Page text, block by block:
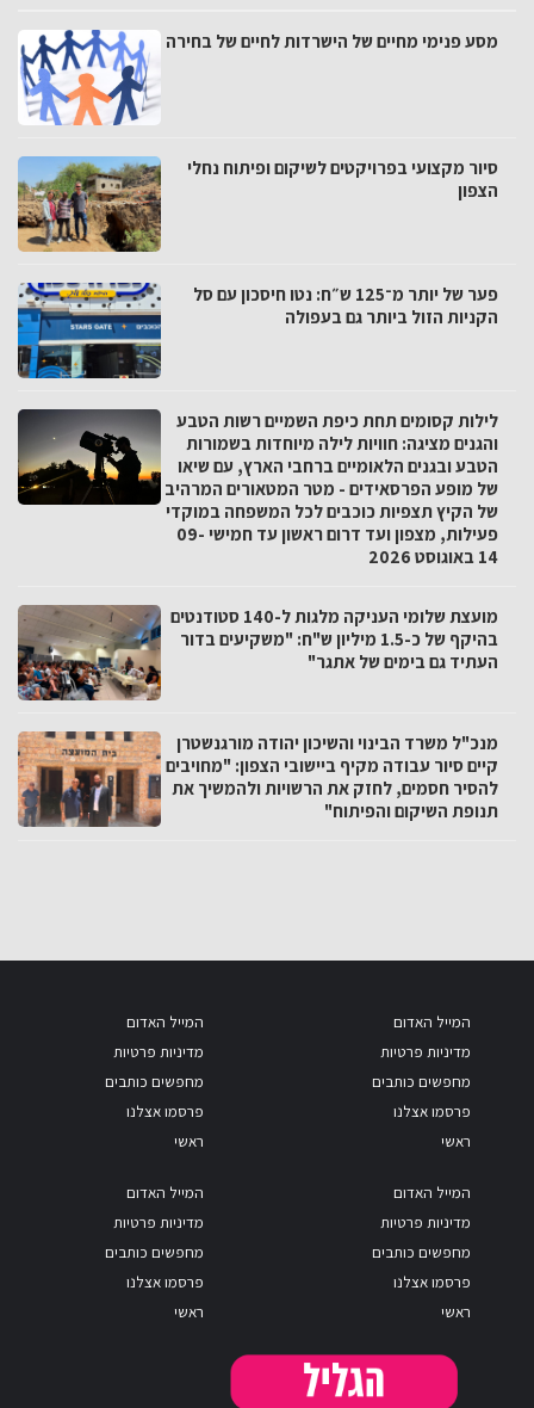
מסע פנימי מחיים של הישרדות לחיים של בחירה
סיור מקצועי בפרויקטים לשיקום ופיתוח נחלי
הצפון
פער של יותר מ־125 ש״ח: נטו חיסכון עם סל
הקניות הזול ביותר גם בעפולה
לילות קסומים תחת כיפת השמיים רשות הטבע
והגנים מציגה: חוויות לילה מיוחדות בשמורות
הטבע ובגנים הלאומיים ברחבי הארץ, עם שיאו
של מופע הפרסאידים - מטר המטאורים המרהיב
של הקיץ תצפיות כוכבים לכל המשפחה במוקדי
פעילות, מצפון ועד דרום ראשון עד חמישי 09-
14 באוגוסט 2026
מועצת שלומי העניקה מלגות ל-140 סטודנטים
בהיקף של כ-1.5 מיליון ש"ח: "משקיעים בדור
העתיד גם בימים של אתגר"
מנכ"ל משרד הבינוי והשיכון יהודה מורגנשטרן
קיים סיור עבודה מקיף ביישובי הצפון: "מחויבים
להסיר חסמים, לחזק את הרשויות ולהמשיך את
תנופת השיקום והפיתוח"
המייל האדום
מדיניות פרטיות
מחפשים כותבים
פרסמו אצלנו
ראשי
המייל האדום
מדיניות פרטיות
מחפשים כותבים
פרסמו אצלנו
ראשי
המייל האדום
מדיניות פרטיות
מחפשים כותבים
פרסמו אצלנו
ראשי
המייל האדום
מדיניות פרטיות
מחפשים כותבים
פרסמו אצלנו
ראשי